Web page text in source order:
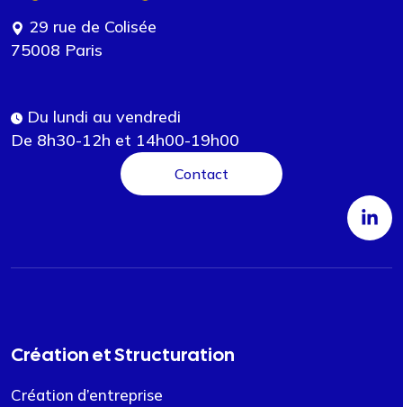
29 rue de Colisée
75008 Paris
Du lundi au vendredi
De 8h30-12h et 14h00-19h00
Contact
Création et Structuration
Création d’entreprise